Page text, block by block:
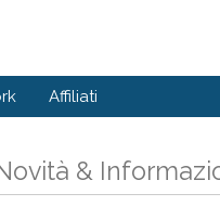
Affiliati
&